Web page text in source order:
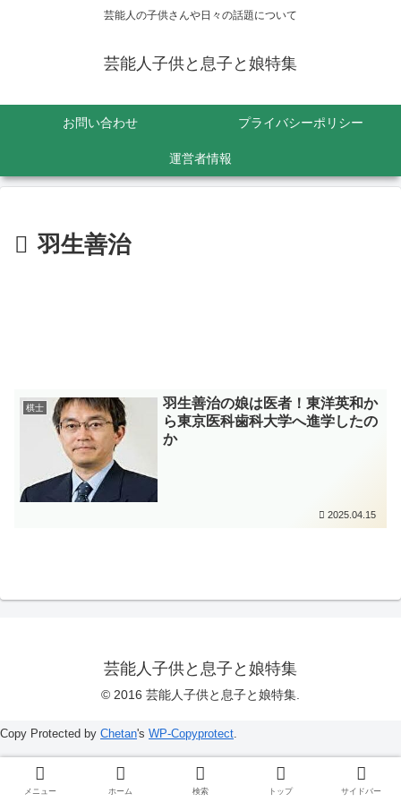
芸能人の子供さんや日々の話題について
芸能人子供と息子と娘特集
お問い合わせ プライバシーポリシー
運営者情報
羽生善治
棋士
羽生善治の娘は医者！東洋英和か
ら東京医科歯科大学へ進学したの
か
2025.04.15
芸能人子供と息子と娘特集
© 2016 芸能人子供と息子と娘特集.
メニュー ホーム 検索 トップ サイドバー
Copy Protected by Chetan's WP-Copyprotect